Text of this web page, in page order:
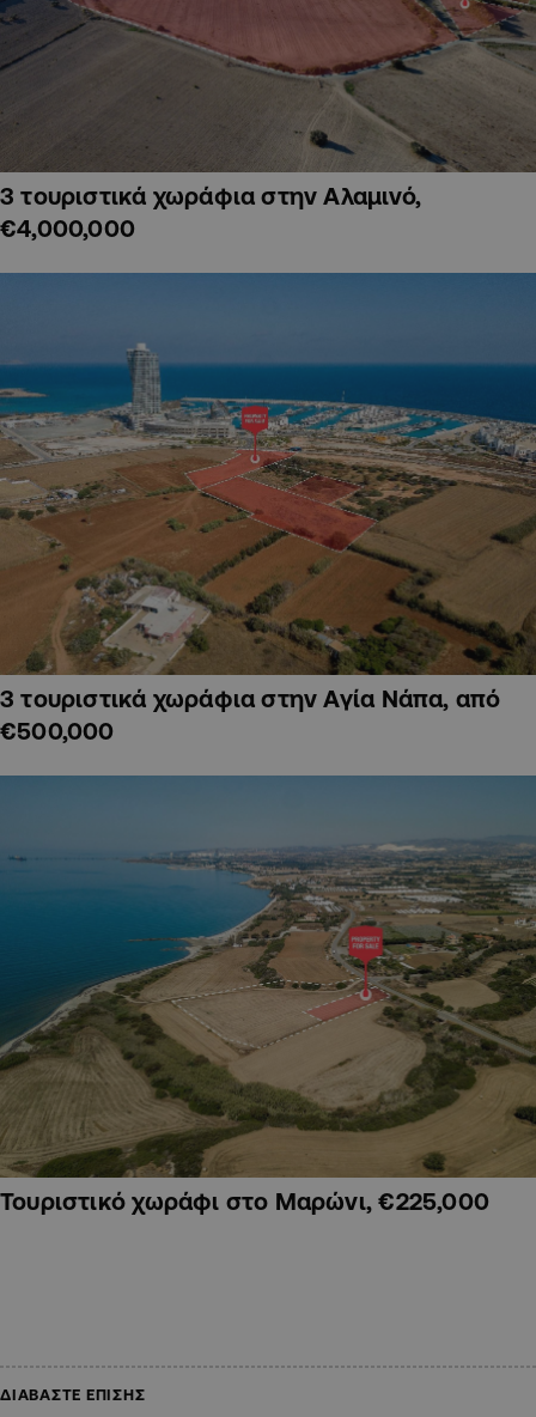
3 τουριστικά χωράφια στην Αλαμινό,
€4,000,000
3 τουριστικά χωράφια στην Αγία Νάπα, από
€500,000
Τουριστικό χωράφι στο Μαρώνι, €225,000
ΔΙΑΒΑΣΤΕ ΕΠΙΣΗΣ